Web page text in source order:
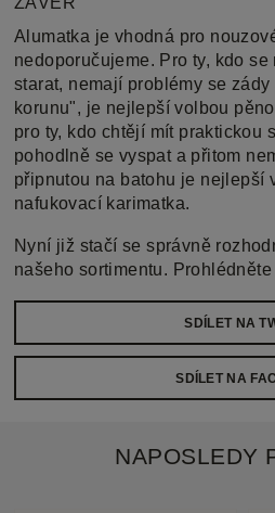
Alumatka je vhodná pro
nedoporučujeme. Pro ty, kdo
starat, nemají problémy se
korunu", je nejlepší volbou
pro ty, kdo chtějí mít praktickou
pohodlně se vyspat a přitom
připnutou na batohu je nejlepší
nafukovací karimatka.
Nyní již stačí se správně
našeho sortimentu.
SDÍLET NA
SDÍLET NA
NAPOSLEDY